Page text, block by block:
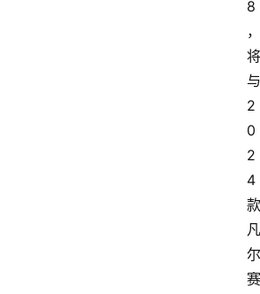
8
，
将
与
2
0
2
4
款
凡
尔
赛